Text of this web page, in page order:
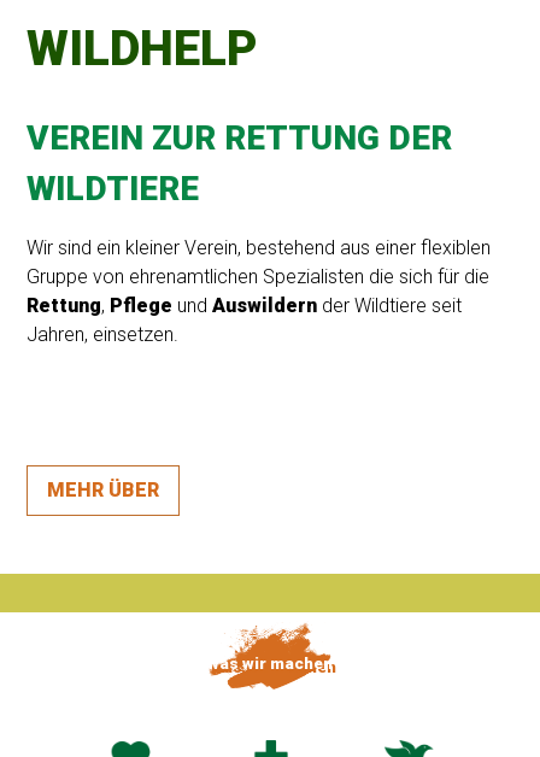
WILDHELP
VEREIN ZUR RETTUNG DER
WILDTIERE
Wir sind ein kleiner Verein, bestehend aus einer flexiblen
Gruppe von ehrenamtlichen Spezialisten die sich für die
Rettung, Pflege undAuswildern der Wildtiere seit
Jahren, einsetzen.
MEHR ÜBER
was wir machen